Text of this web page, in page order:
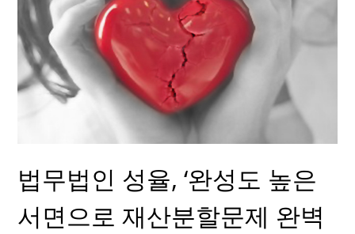
법무법인 성율, ‘완성도 높은
서면으로 재산분할문제 완벽